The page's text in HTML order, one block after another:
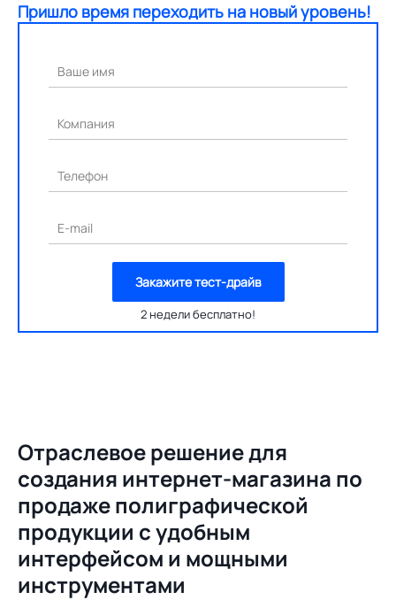
Пришло время переходить на новый уровень!
Ваше имя
Компания
Телефон
E-mail
Закажите тест-драйв
2 недели бесплатно!
Отраслевое решение для
создания интернет-магазина по
продаже полиграфической
продукции с удобным
интерфейсом и мощными
инструментами